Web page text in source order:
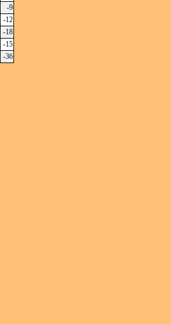
-9
-12
-18
-15
-36